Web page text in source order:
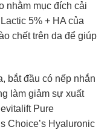
nhằm mục đích cải
5% + HA của
chết trên da để giúp
bắt đầu có nếp nhắn
làm giảm sự xuất
Pure
Choice’s Hyaluronic